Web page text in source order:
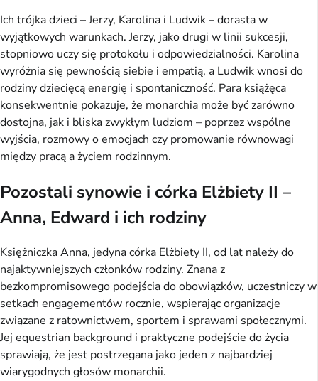
Ich trójka dzieci – Jerzy, Karolina i Ludwik – dorasta w
wyjątkowych warunkach. Jerzy, jako drugi w linii sukcesji,
stopniowo uczy się protokołu i odpowiedzialności. Karolina
wyróżnia się pewnością siebie i empatią, a Ludwik wnosi do
rodziny dziecięcą energię i spontaniczność. Para książęca
konsekwentnie pokazuje, że monarchia może być zarówno
dostojna, jak i bliska zwykłym ludziom – poprzez wspólne
wyjścia, rozmowy o emocjach czy promowanie równowagi
między pracą a życiem rodzinnym.
Pozostali synowie i córka Elżbiety II –
Anna, Edward i ich rodziny
Księżniczka Anna, jedyna córka Elżbiety II, od lat należy do
najaktywniejszych członków rodziny. Znana z
bezkompromisowego podejścia do obowiązków, uczestniczy w
setkach engagementów rocznie, wspierając organizacje
związane z ratownictwem, sportem i sprawami społecznymi.
Jej equestrian background i praktyczne podejście do życia
sprawiają, że jest postrzegana jako jeden z najbardziej
wiarygodnych głosów monarchii.